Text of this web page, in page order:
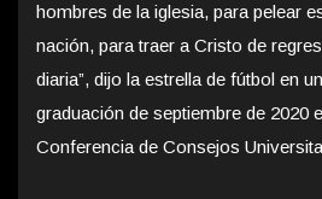
hombres de la iglesia, para pelear
nación, para traer a Cristo de
diaria”, dijo la estrella de fútbol en
graduación de septiembre de 2020
Conferencia de Consejos